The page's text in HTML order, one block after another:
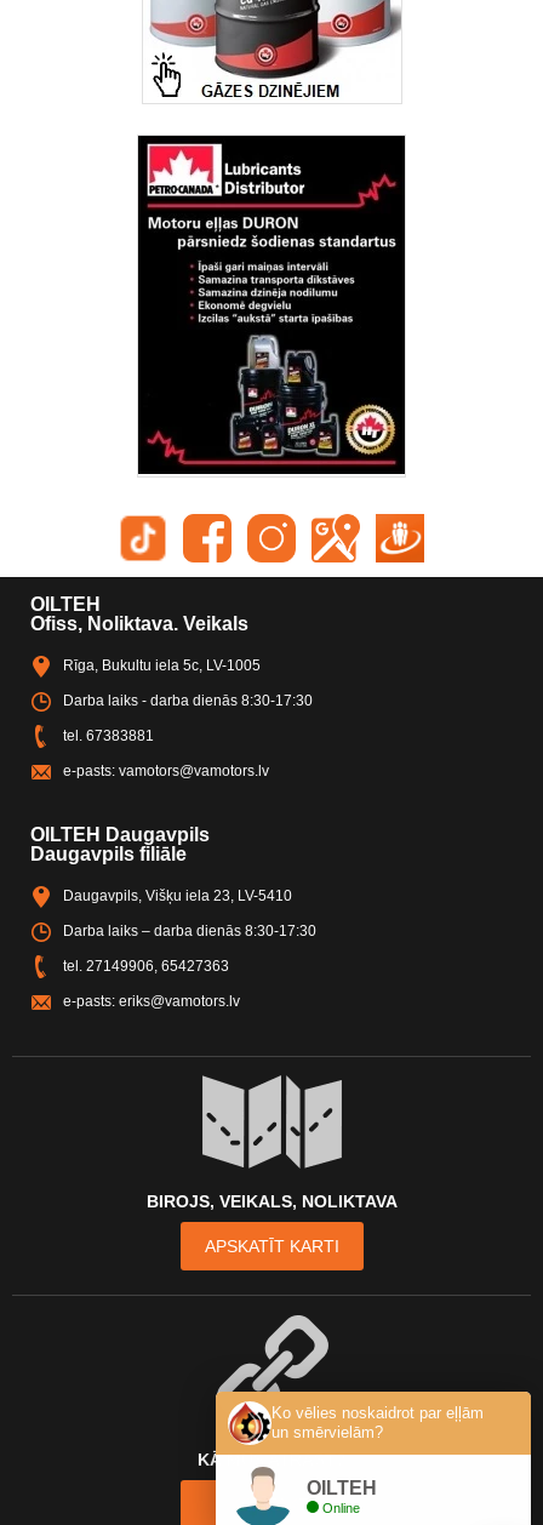
OILTEH
Ofiss, Noliktava. Veikals
Rīga, Bukultu iela 5c, LV-1005
Darba laiks - darba dienās 8:30-17:30
tel. 67383881
e-pasts: vamotors@vamotors.lv
OILTEH Daugavpils
Daugavpils filiāle
Daugavpils, Višķu iela 23, LV-5410
Darba laiks – darba dienās 8:30-17:30
tel. 27149906, 65427363
e-pasts: eriks@vamotors.lv
BIROJS, VEIKALS, NOLIKTAVA
APSKATĪT KARTI
KĀ MŪS ATRAST?
KONTAKTI
Ko vēlies noskaidrot par eļļām
un smērvielām?
OILTEH
Online